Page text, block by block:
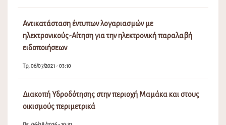
Αντικατάσταση έντυπων λογαριασμών με
ηλεκτρονικούς-Αίτηση για την ηλεκτρονική παραλαβή
ειδοποιήσεων
Τρ, 06/07/2021 - 03:10
Διακοπή Υδροδότησης στην περιοχή Μαμάκα και στους
οικισμούς περιμετρικά